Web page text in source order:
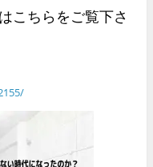
こちらをご覧下さ